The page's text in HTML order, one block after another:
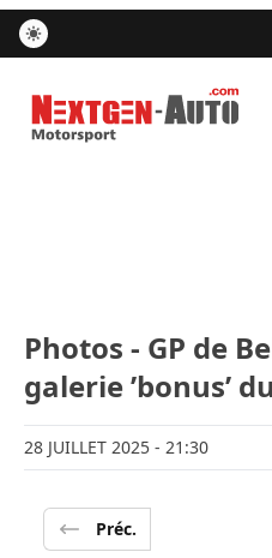
Nextgen-Auto.com
Photos - GP de
galerie ’bonus’
28 JUILLET 2025 - 21:30
Préc.